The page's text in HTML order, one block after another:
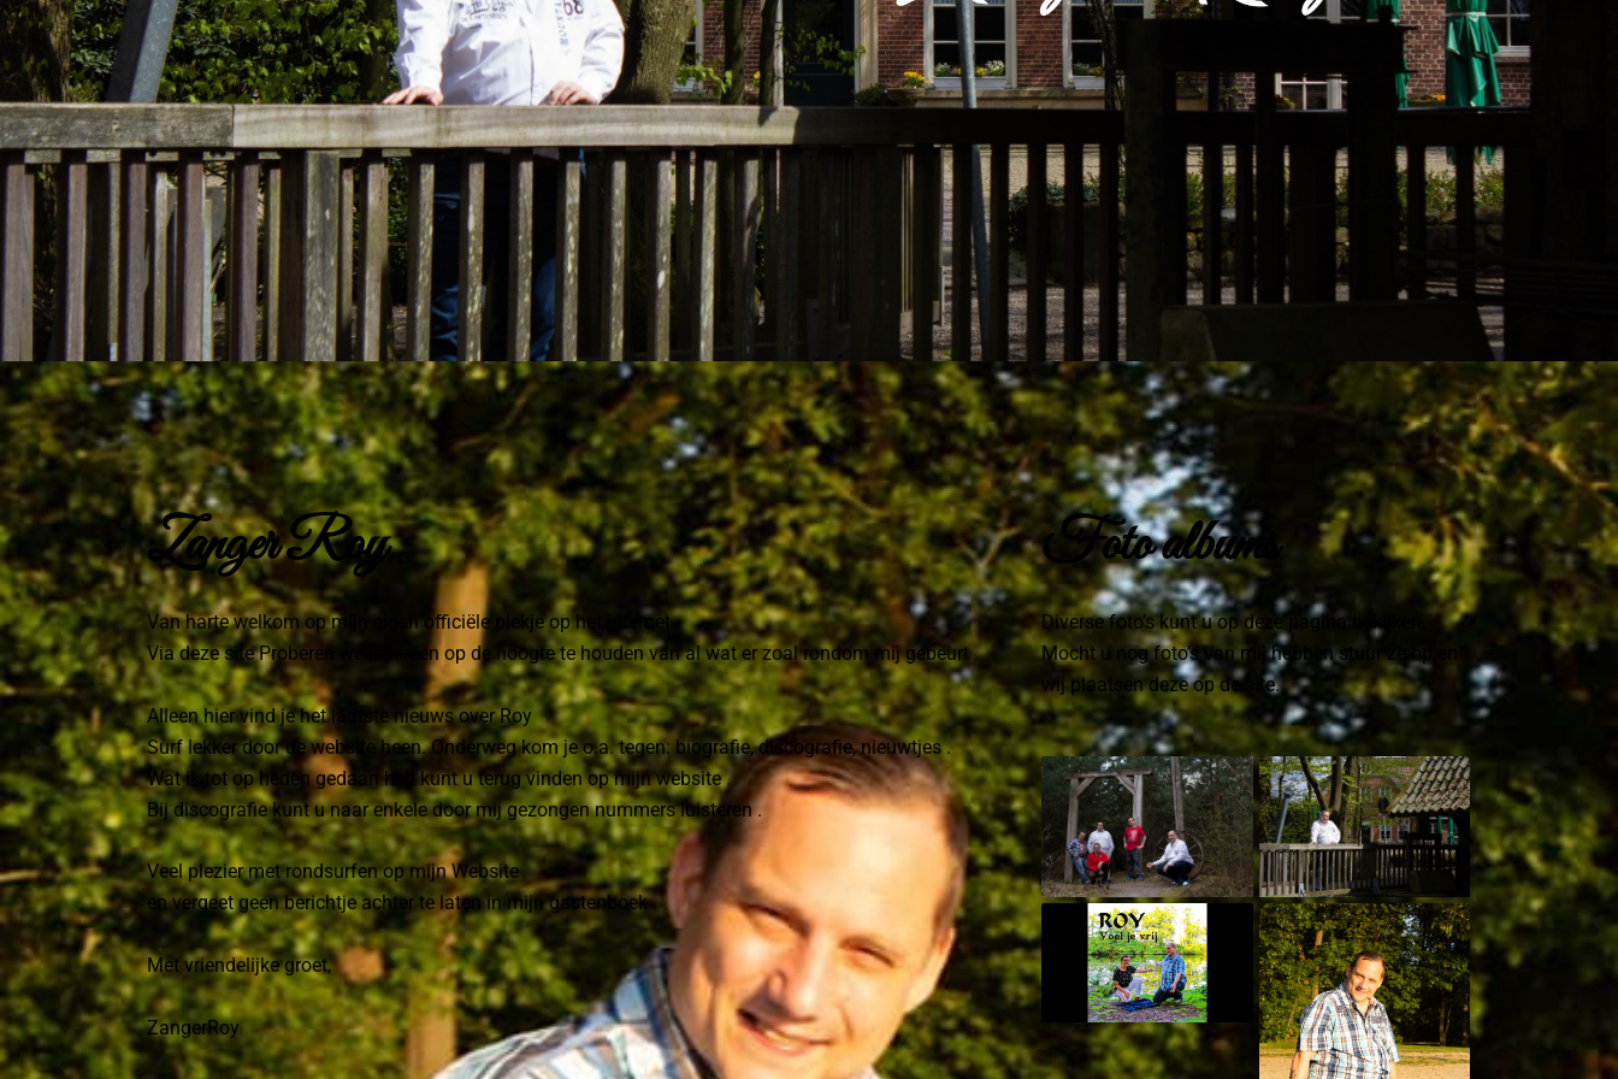
Zanger Roy
Van harte welkom op mijn eigen officiële plekje op het internet.
Via deze site Proberen we iedereen op de hoogte te houden van al wat er zoal rondom mij gebeurt .
Alleen hier vind je het laatste nieuws over Roy
Surf lekker door de website heen. Onderweg kom je o.a. tegen: biografie, discografie, nieuwtjes .
Wat ik tot op heden gedaan heb kunt u terug vinden op mijn website .
Bij discografie kunt u naar enkele door mij gezongen nummers luisteren .
Veel plezier met rondsurfen op mijn Website
en vergeet geen berichtje achter te laten in mijn gastenboek .
Met vriendelijke groet,
ZangerRoy
Foto albums
Diverse foto’s kunt u op deze pagina bekijken.
Mocht u nog foto’s van mij hebben stuur ze op en
wij plaatsen deze op de site.